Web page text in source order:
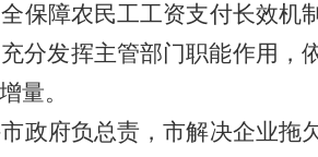
保障农民工工资支付长效机
分发挥主管部门职能作用
量。
政府负总责，市解决企业拖